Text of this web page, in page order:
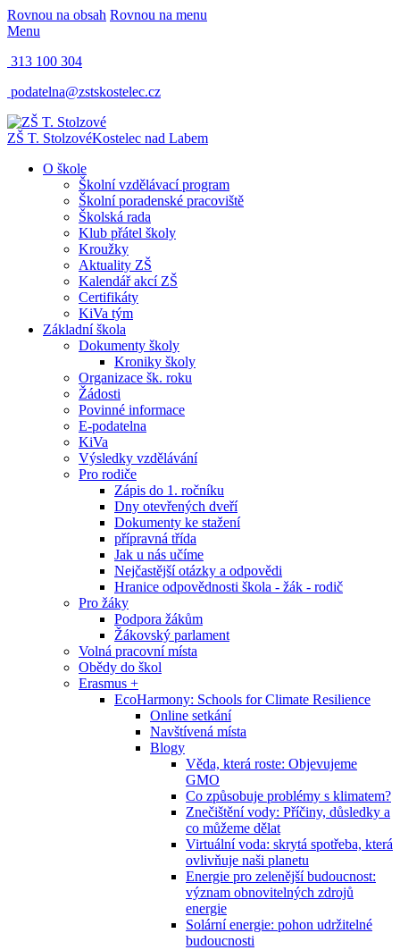
Rovnou na obsah Rovnou na menu
Menu
313 100 304
podatelna@zstskostelec.cz
ZŠ T. StolzovéKostelec nad Labem
O škole
Školní vzdělávací program
Školní poradenské pracoviště
Školská rada
Klub přátel školy
Kroužky
Aktuality ZŠ
Kalendář akcí ZŠ
Certifikáty
KiVa tým
Základní škola
Dokumenty školy
Kroniky školy
Organizace šk. roku
Žádosti
Povinné informace
E-podatelna
KiVa
Výsledky vzdělávání
Pro rodiče
Zápis do 1. ročníku
Dny otevřených dveří
Dokumenty ke stažení
přípravná třída
Jak u nás učíme
Nejčastější otázky a odpovědi
Hranice odpovědnosti škola - žák - rodič
Pro žáky
Podpora žákům
Žákovský parlament
Volná pracovní místa
Obědy do škol
Erasmus +
EcoHarmony: Schools for Climate Resilience
Online setkání
Navštívená místa
Blogy
Věda, která roste: Objevujeme
GMO
Co způsobuje problémy s klimatem?
Znečištění vody: Příčiny, důsledky a
co můžeme dělat
Virtuální voda: skrytá spotřeba, která
ovlivňuje naši planetu
Energie pro zelenější budoucnost:
význam obnovitelných zdrojů
energie
Solární energie: pohon udržitelné
budoucnosti